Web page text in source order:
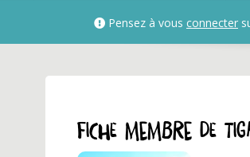
Pensez à vous connecter
Fiche membre de